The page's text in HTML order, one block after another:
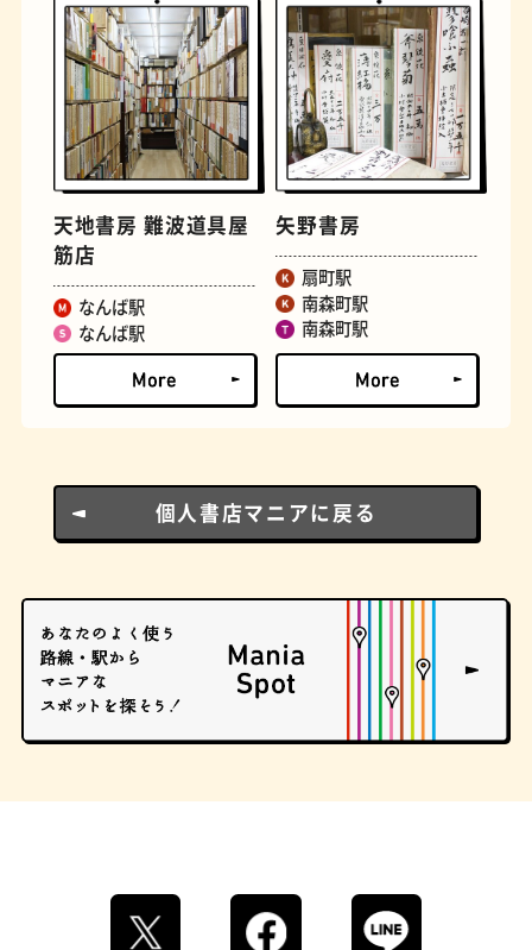
おでん らせん階段
ロイヤルミルクティー せんべろ
天地書房 難波道具屋
筋店
なんば駅
なんば駅
矢野書房
扇町駅
南森町駅
南森町駅
個人書店マニアに戻る